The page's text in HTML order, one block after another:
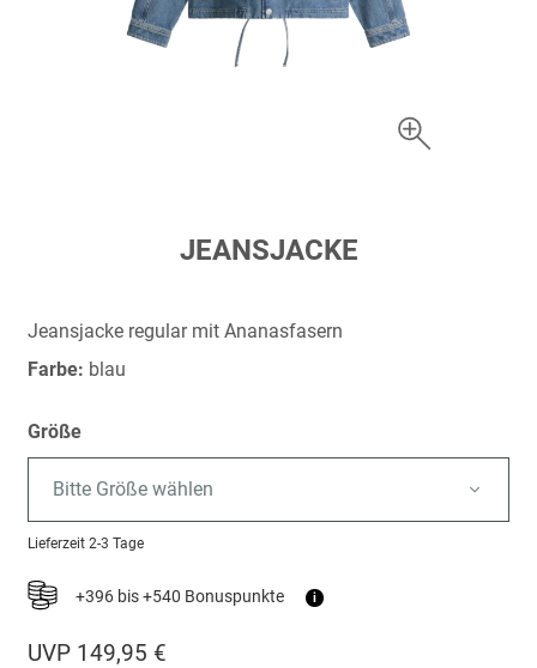
springen
JEANSJACKE
Jeansjacke regular mit Ananasfasern
Farbe: blau
Größe
Bitte Größe wählen
Lieferzeit 2-3 Tage
+396 bis +540 Bonuspunkte i
UVP 149,95 €